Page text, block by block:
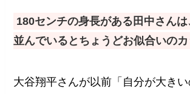
180センチの身長がある田中さんは
並んでいるとちょうどお似合いのカ
大谷翔平さんが以前「自分が大き